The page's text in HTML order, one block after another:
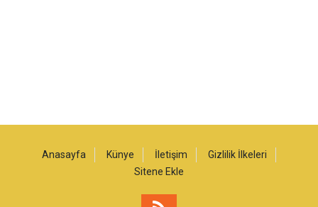
Anasayfa Künye İletişim
Gizlilik İlkeleri
Sitene Ekle